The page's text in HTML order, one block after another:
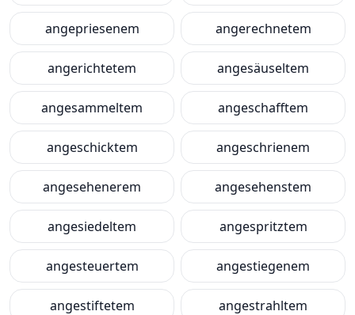
angepriesenem angerechnetem
angerichtetem angesäuseltem
angesammeltem angeschafftem
angeschicktem angeschrienem
angesehenerem angesehenstem
angesiedeltem angespritztem
angesteuertem angestiegenem
angestiftetem angestrahltem